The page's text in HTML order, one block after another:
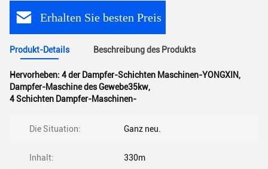
Erhalten Sie besten Preis
Produkt-Details Beschreibung des Produkts
Hervorheben: 4 der Dampfer-Schichten Maschinen-YONGXIN,
Dampfer-Maschine des Gewebe35kw,
4 Schichten Dampfer-Maschinen-
Die Situation: Ganz neu.
Inhalt: 330m